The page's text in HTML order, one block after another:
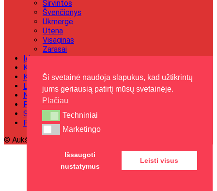
Širvintos
Švenčionys
Ukmergė
Utena
Visaginas
Zarasai
Įdomu
Kultūra
Kriminalai
Laisvalaikis
Naujienos
Politika
Sportas
Paskelbkite naujieną
© Aukštaitijos gidas
Ši svetainė naudoja slapukus, kad užtikrintų
jums geriausią patirtį mūsų svetainėje.
Plačiau
TechniniaiTechniniai
MarketingoMarketingo
Išsaugoti
nustatymus
Leisti visus